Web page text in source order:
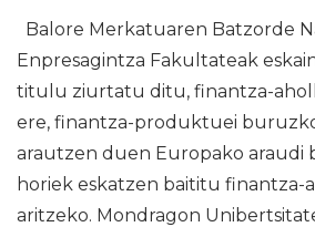
Balore Merkatuaren Batzorde
Enpresagintza Fakultateak
titulu ziurtatu ditu, finantza-
ere, finantza-produktuei
arautzen duen Europako araudi
horiek eskatzen baititu finantza-
aritzeko. Mondragon